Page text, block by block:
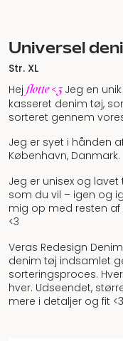
Universel
Str. XL
Hej flotte <3 Jeg en unik
kasseret denim tøj,
sorteret gennem
Jeg er syet i hånden
København, Danmark.
Jeg er unisex og
som du vil – igen og
mig op med resten af
<3
Veras Redesign
denim tøj indsamlet
sorteringsproces.
hver. Udseendet,
mere i detaljer og fit <3